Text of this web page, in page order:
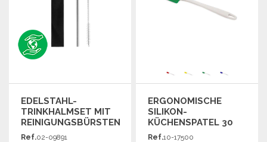
EDELSTAHL-
TRINKHALMSET MIT
REINIGUNGSBÜRSTEN
Ref.02-09891
ERGONOMISCHE
SILIKON-
KÜCHENSPATEL 30
CM
Ref.10-17500